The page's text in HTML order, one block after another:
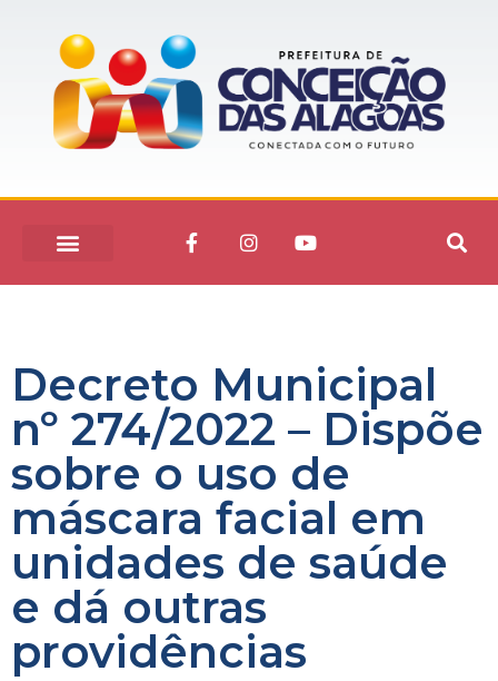
Decreto Municipal
nº 274/2022 – Dispõe
sobre o uso de
máscara facial em
unidades de saúde
e dá outras
providências